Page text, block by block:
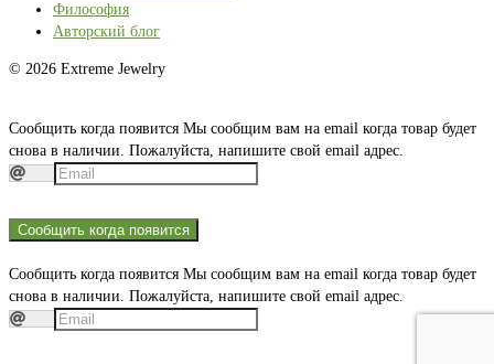
Философия
Авторский блог
© 2026 Extreme Jewelry
Сообщить когда появится Мы сообщим вам на email когда товар будет
снова в наличии. Пожалуйста, напишите свой email адрес.
Сообщить когда появится
Сообщить когда появится Мы сообщим вам на email когда товар будет
снова в наличии. Пожалуйста, напишите свой email адрес.